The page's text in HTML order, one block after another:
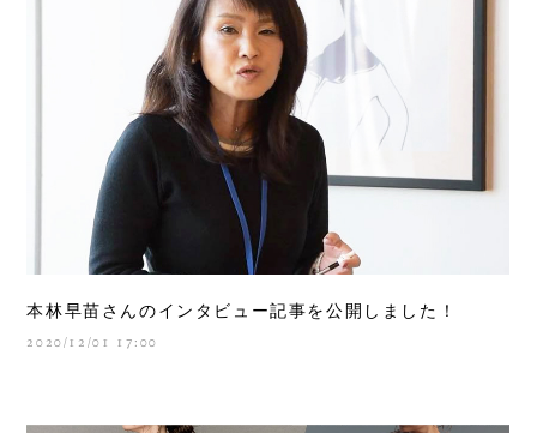
本林早苗さんのインタビュー記事を公開しました！
2020/12/01 17:00